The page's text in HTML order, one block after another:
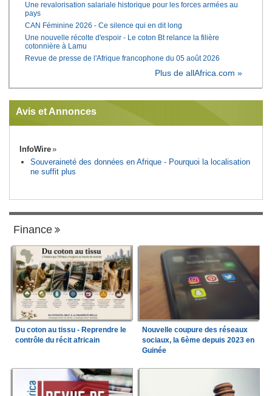
Une revalorisation salariale historique pour les forces armées au
pays
CAN Féminine 2026 - Ce silence qui en dit long
Une nouvelle récolte d'espoir - Le coton Bt relance la filière
cotonnière à Lamu
Revue de presse de l'Afrique francophone du 05 août 2026
Plus de allAfrica.com »
Avis et Annonces
InfoWire
Souveraineté des données en Afrique - Pourquoi la localisation
ne suffit plus
Finance
Du coton au tissu - Reprendre le
contrôle du récit africain
Nouvelle coupure des réseaux
sociaux, la 6ème depuis 2023 en
Guinée